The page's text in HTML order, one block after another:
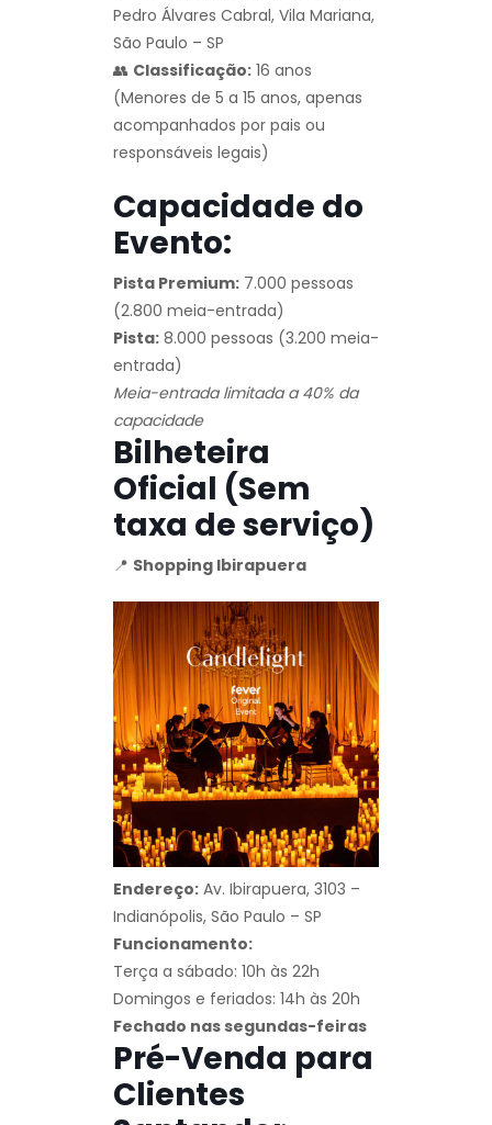
Pedro Álvares Cabral, Vila Mariana,
São Paulo – SP
👥 Classificação: 16 anos
(Menores de 5 a 15 anos, apenas
acompanhados por pais ou
responsáveis legais)
Capacidade do
Evento:
Pista Premium: 7.000 pessoas
(2.800 meia-entrada)
Pista: 8.000 pessoas (3.200 meia-
entrada)
Meia-entrada limitada a 40% da
capacidade
Bilheteira
Oficial (Sem
taxa de serviço)
📍 Shopping Ibirapuera
Endereço: Av. Ibirapuera, 3103 –
Indianópolis, São Paulo – SP
Funcionamento:
Terça a sábado: 10h às 22h
Domingos e feriados: 14h às 20h
Fechado nas segundas-feiras
Pré-Venda para
Clientes